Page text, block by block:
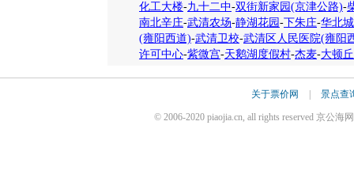
化工大楼-九十二中-双街新家园(京津公路)-
南北辛庄-武清农场-静湖花园 -下朱庄-华北城
(雍阳西道)-武清卫校-武清区人民医院(雍阳
许可中心-紫微宫-天鹅湖度假村-杰麦-大顿丘
关于票价网 景点查
© 2006-2020 piaojia.cn, all rights reserved 京公海